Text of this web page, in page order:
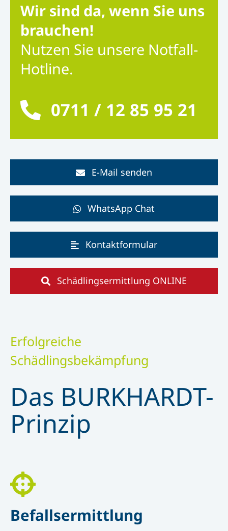
Wir sind da, wenn Sie uns
brauchen!
Nutzen Sie unsere Notfall-
Hotline.
0711 / 12 85 95 21
E-Mail senden
WhatsApp Chat
Kontaktformular
Schädlingsermittlung ONLINE
Erfolgreiche
Schädlingsbekämpfung
Das BURKHARDT-
Prinzip
Befallsermittlung